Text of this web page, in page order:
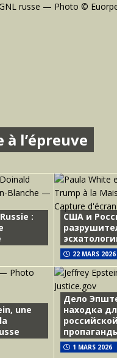
à l’épreuve
:
США и
22 MARS 2026
une
Дело
находка
российской
1 MARS 2026